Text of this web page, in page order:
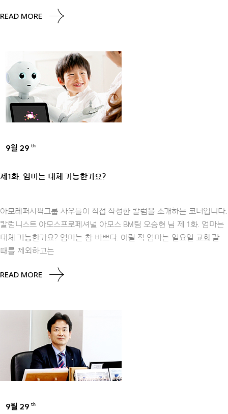
READ MORE
9월 29 th
제1화. 엄마는 대체 가능한가요?
아모레퍼시픽그룹 사우들이 직접 작성한 칼럼을 소개하는 코너입니다.
칼럼니스트 아모스프로페셔널 아모스 BM팀 오승현 님 제 1화. 엄마는
대체 가능한가요? 엄마는 참 바쁘다. 어릴 적 엄마는 일요일 교회 갈
때를 제외하고는
READ MORE
9월 29 th